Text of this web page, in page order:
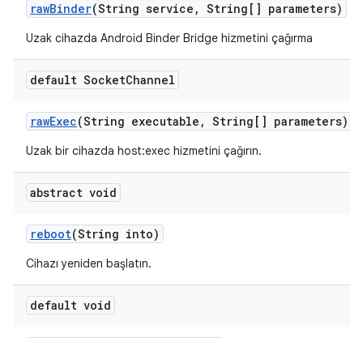
rawBinder(String service , String[] parameters)
Uzak cihazda Android Binder Bridge hizmetini çağırma
default SocketChannel
rawExec(String executable , String[] parameters)
Uzak bir cihazda host:exec hizmetini çağırın.
abstract void
reboot(String into)
Cihazı yeniden başlatın.
default void